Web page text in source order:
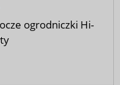
ogrodniczki Hi-